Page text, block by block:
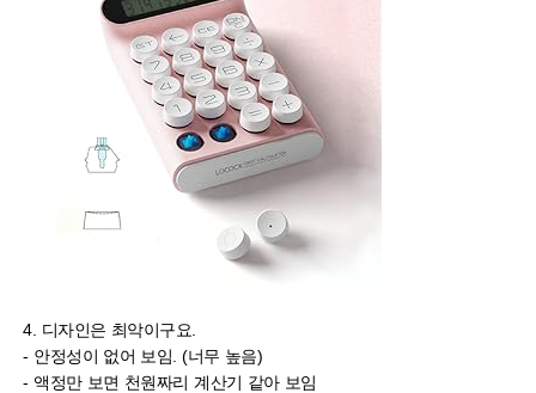
4. 디자인은 최악이구요.
- 안정성이 없어 보임. (너무 높음)
- 액정만 보면 천원짜리 계산기 같아 보임